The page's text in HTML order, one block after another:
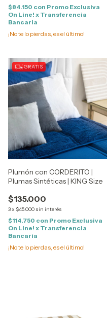
$84.150 con Promo Exclusiva
On Line! x Transferencia
Bancaria
¡No te lo pierdas, es el último!
GRATIS
Plumón con CORDERITO |
Plumas Sintéticas | KING Size
$135.000
3x $45.000 sin interés
$114.750 con Promo Exclusiva
On Line! x Transferencia
Bancaria
¡No te lo pierdas, es el último!